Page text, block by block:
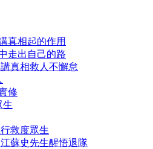
真相起的作用
走出自己的路
真相救人不懈怠
修
生
救度眾生
蘇史先生醒悟退隊